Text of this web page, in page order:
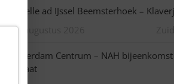
Capelle ad IJssel Beemsterhoek –
10 augustus 2026
Rotterdam Centrum – NAH
Kipstraat